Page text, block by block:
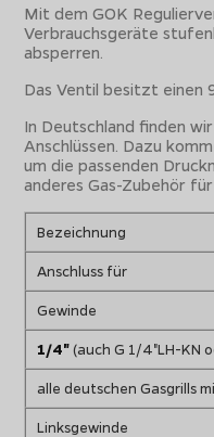
Mit dem GOK
Verbrauchsgeräte
absperren.
Das Ventil besitzt einen
In Deutschland finden
Anschlüssen. Dazu
um die passenden
anderes Gas-Zubehör
Bezeichnung
Anschluss für
Gewinde
1/4"(auch G 1/4"LH-KN
alle deutschen Gasgrills
Linksgewinde